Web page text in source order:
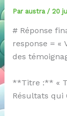
Par austra / 20
# Réponse
response = «
des
**Titre :** «
Résultats qui